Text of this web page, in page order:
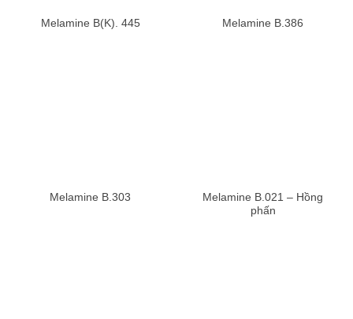
Melamine B(K). 445 Melamine B.386
Melamine B.303
Melamine B.021 – Hồng
phấn